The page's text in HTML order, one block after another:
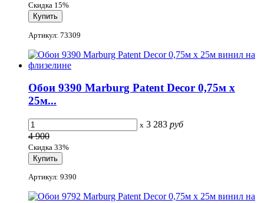
Скидка 15%
Артикул: 73309
Обои 9390 Marburg Patent Decor 0,75м x
25м...
x 3 283 руб
4 900
Скидка 33%
Артикул: 9390